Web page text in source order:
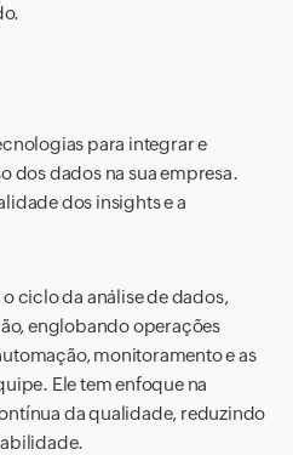
para integrar e
dos dados na sua empresa.
dos insights e a
ciclo da análise de dados,
englobando operações
monitoramento e as
Ele tem enfoque na
da qualidade, reduzindo